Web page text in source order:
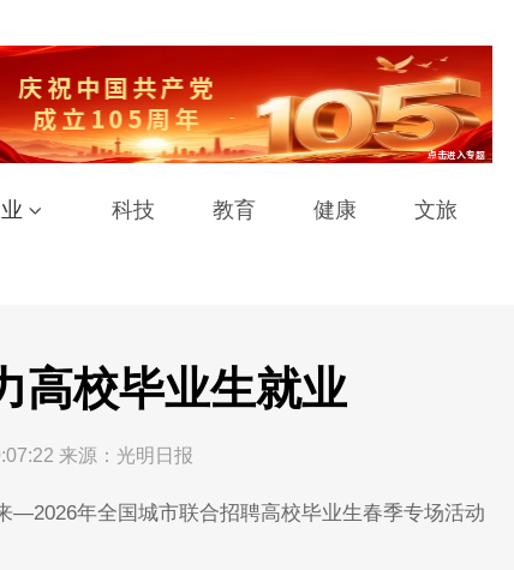
科技 教育 健康 文旅
高校毕业生就业
来源：光明日报
—2026年全国城市联合招聘高校毕业生春季专场活动